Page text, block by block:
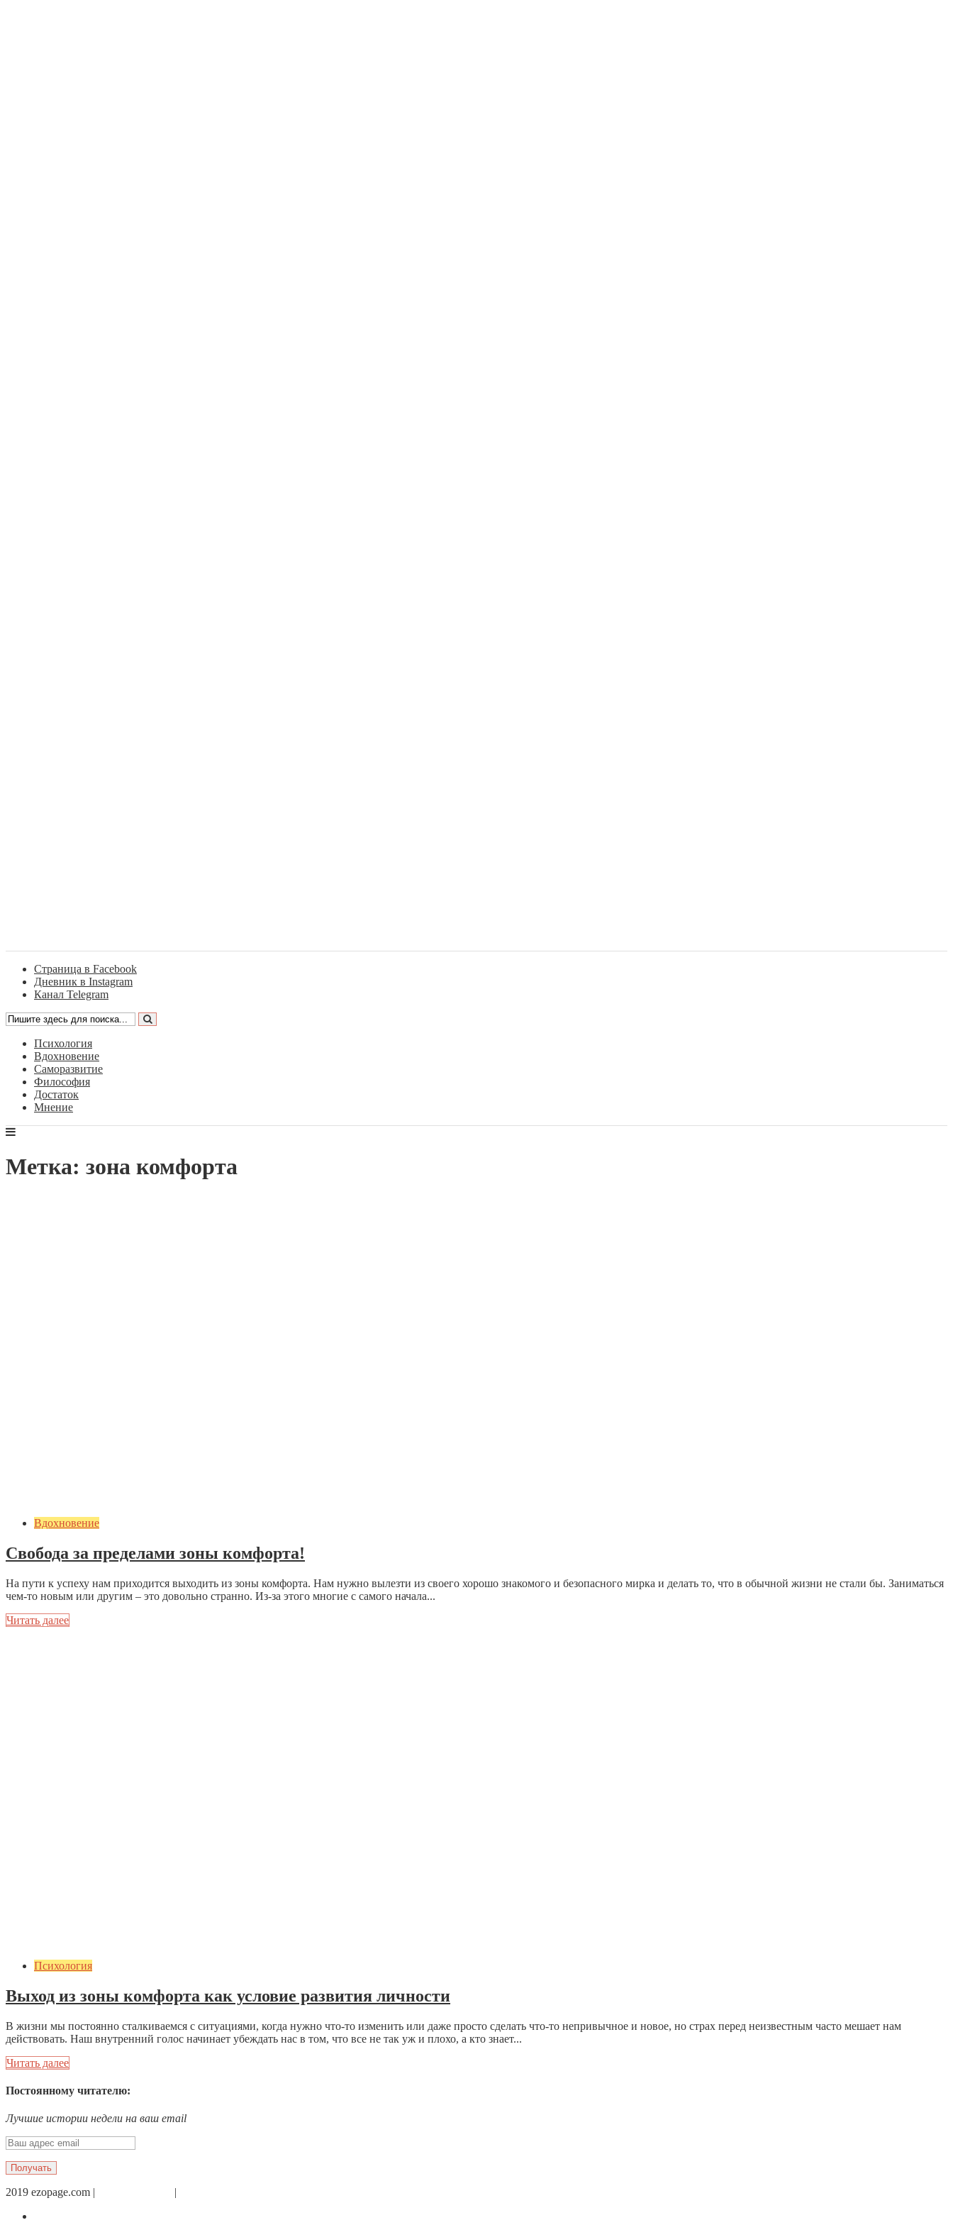
Страница в Facebook
Дневник в Instagram
Канал Telegram
Психология
Вдохновение
Саморазвитие
Философия
Достаток
Мнение
Метка: зона комфорта
Вдохновение
Свобода за пределами зоны комфорта!
На пути к успеху нам приходится выходить из зоны комфорта. Нам нужно вылезти из своего хорошо знакомого и безопасного мирка и делать то, что в обычной жизни не стали бы. Заниматься
чем-то новым или другим – это довольно странно. Из-за этого многие с самого начала...
Читать далее
Психология
Выход из зоны комфорта как условие развития личности
В жизни мы постоянно сталкиваемся с ситуациями, когда нужно что-то изменить или даже просто сделать что-то непривычное и новое, но страх перед неизвестным часто мешает нам
действовать. Наш внутренний голос начинает убеждать нас в том, что все не так уж и плохо, а кто знает...
Читать далее
Постоянному читателю:
Лучшие истории недели на ваш email
2019 ezopage.com | |